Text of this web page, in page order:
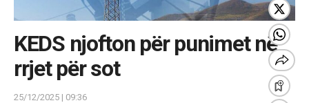
KEDS njofton për punimet në
rrjet për sot
25/12/2025 | 09:36